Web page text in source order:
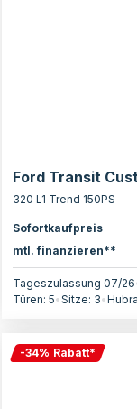
Ford Transit
320 L1 Trend 150PS
Sofortkaufpreis
mtl. finanzieren**
Tageszulassung 07/26
Türen: 5•Sitze: 3•
-34% Rabatt*